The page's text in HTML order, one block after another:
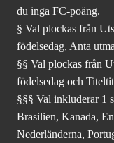
du inga FC-poäng.
§ Val plockas från
födelsedag, Anta
§§ Val plockas från
födelsedag och
§§§ Val inkluderar 1
Brasilien, Kanada,
Nederländerna,